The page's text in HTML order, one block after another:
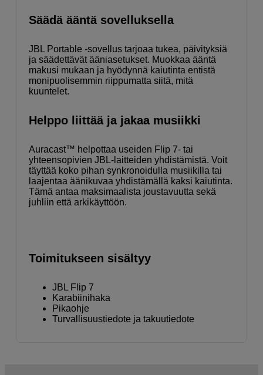
Säädä ääntä sovelluksella
JBL Portable -sovellus tarjoaa tukea, päivityksiä
ja säädettävät ääniasetukset. Muokkaa ääntä
makusi mukaan ja hyödynnä kaiutinta entistä
monipuolisemmin riippumatta siitä, mitä
kuuntelet.
Helppo liittää ja jakaa musiikki
Auracast™ helpottaa useiden Flip 7- tai
yhteensopivien JBL-laitteiden yhdistämistä. Voit
täyttää koko pihan synkronoidulla musiikilla tai
laajentaa äänikuvaa yhdistämällä kaksi kaiutinta.
Tämä antaa maksimaalista joustavuutta sekä
juhliin että arkikäyttöön.
Toimitukseen sisältyy
JBL Flip 7
Karabiinihaka
Pikaohje
Turvallisuustiedote ja takuutiedote